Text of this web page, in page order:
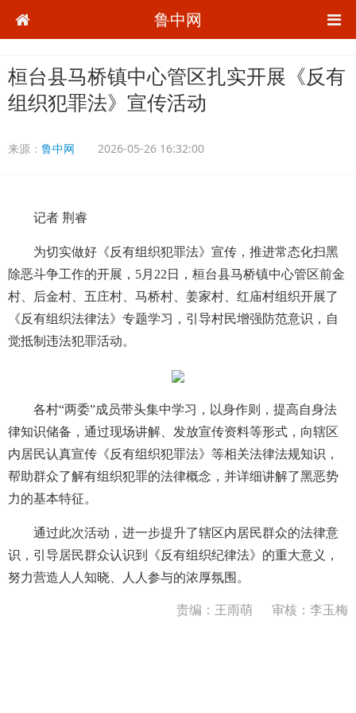
鲁中网
桓台县马桥镇中心管区扎实开展《反有
组织犯罪法》宣传活动
来源： 鲁中网 2026-05-26 16:32:00
记者 荆睿
为切实做好《反有组织犯罪法》宣传，推进常态化扫黑
除恶斗争工作的开展，5月22日，桓台县马桥镇中心管区前金
村、后金村、五庄村、马桥村、姜家村、红庙村组织开展了
《反有组织法律法》专题学习，引导村民增强防范意识，自
觉抵制违法犯罪活动。
各村“两委”成员带头集中学习，以身作则，提高自身法
律知识储备，通过现场讲解、发放宣传资料等形式，向辖区
内居民认真宣传《反有组织犯罪法》等相关法律法规知识，
帮助群众了解有组织犯罪的法律概念，并详细讲解了黑恶势
力的基本特征。
通过此次活动，进一步提升了辖区内居民群众的法律意
识，引导居民群众认识到《反有组织纪律法》的重大意义，
努力营造人人知晓、人人参与的浓厚氛围。
责编：王雨萌 审核：李玉梅